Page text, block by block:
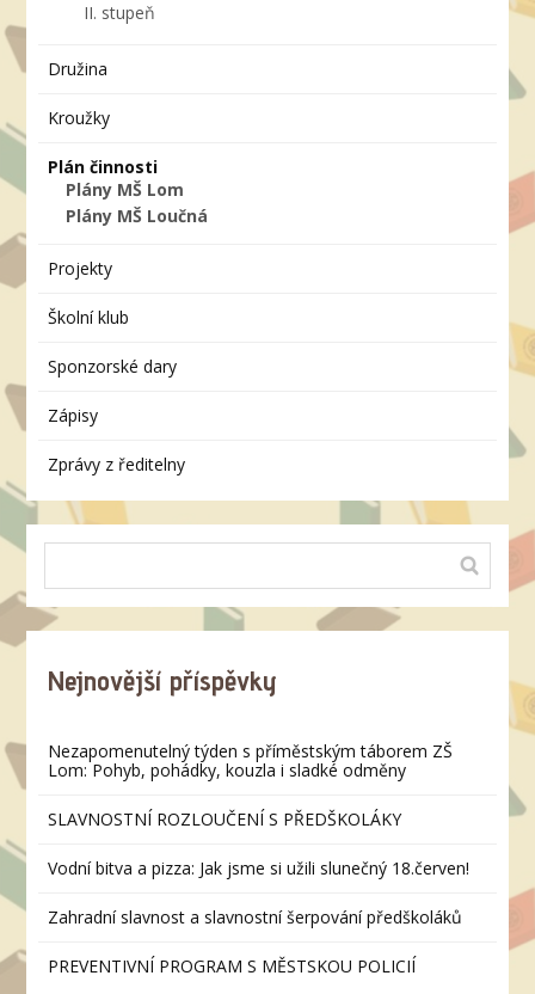
II. stupeň
Družina
Kroužky
Plán činnosti
Plány MŠ Lom
Plány MŠ Loučná
Projekty
Školní klub
Sponzorské dary
Zápisy
Zprávy z ředitelny
Nejnovější příspěvky
Nezapomenutelný týden s příměstským táborem ZŠ
Lom: Pohyb, pohádky, kouzla i sladké odměny
SLAVNOSTNÍ ROZLOUČENÍ S PŘEDŠKOLÁKY
Vodní bitva a pizza: Jak jsme si užili slunečný 18.červen!
Zahradní slavnost a slavnostní šerpování předškoláků
PREVENTIVNÍ PROGRAM S MĚSTSKOU POLICIÍ